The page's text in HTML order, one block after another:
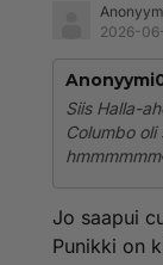
2026-
Siis Halla-
Columbo oli
Jo saapui
Punikki on